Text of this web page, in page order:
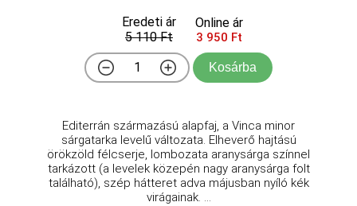
Eredeti ár
5 110 Ft
Online ár
3 950 Ft
Kosárba
Editerrán származású alapfaj, a Vinca minor
sárgatarka levelű változata. Elheverő hajtású
örökzöld félcserje, lombozata aranysárga színnel
tarkázott (a levelek közepén nagy aranysárga folt
található), szép hátteret adva májusban nyíló kék
virágainak. ...